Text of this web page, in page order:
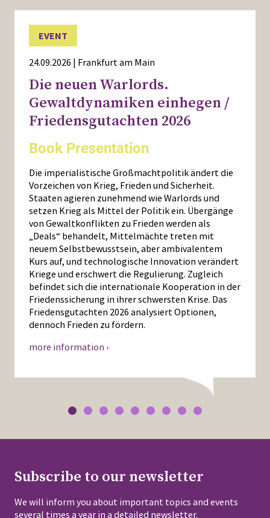
EVENT
24.09.2026 | Frankfurt am Main
Die neuen Warlords.
Gewaltdynamiken einhegen /
Friedensgutachten 2026
Book Presentation
Die imperialistische Großmachtpolitik ändert die
Vorzeichen von Krieg, Frieden und Sicherheit.
Staaten agieren zunehmend wie Warlords und
setzen Krieg als Mittel der Politik ein. Übergänge
von Gewaltkonflikten zu Frieden werden als
„Deals“ behandelt, Mittelmächte treten mit
neuem Selbstbewusstsein, aber ambivalentem
Kurs auf, und technologische Innovation verändert
Kriege und erschwert die Regulierung. Zugleich
befindet sich die internationale Kooperation in der
Friedenssicherung in ihrer schwersten Krise. Das
Friedensgutachten 2026 analysiert Optionen,
dennoch Frieden zu fördern.
more information ›
Subscribe to our newsletter
We will inform you about important topics and events
several times a year in a detailed newsletter.